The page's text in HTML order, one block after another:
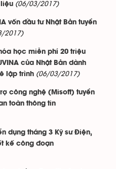
liệu (06/03/2017)
vốn đầu tư Nhật Bản tuyển
2017)
học miễn phí 20 triệu
của Nhật Bản dành
lập trình (06/03/2017)
công nghệ (Misoft) tuyển
toàn thông tin
dụng tháng 3 Kỹ sư Điện,
kế công đoạn